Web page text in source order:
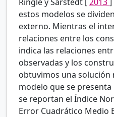
estos modelos se
externo. Mientras el
relaciones entre los
indica las relaciones
observadas y los
obtuvimos una solución
modelo que se presenta
se reportan el Índice
Error Cuadrático Medio